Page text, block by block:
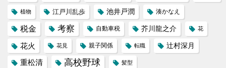
植物 江戸川乱歩 池井戸潤 湊かなえ
税金 考察 自動車税 芥川龍之介 花
花火 花見 親子関係 転職 辻村深月
重松清 高校野球 髪型